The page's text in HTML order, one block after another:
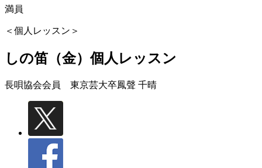
満員
＜個人レッスン＞
しの笛（金）個人レッスン
長唄協会会員 東京芸大卒鳳聲 千晴